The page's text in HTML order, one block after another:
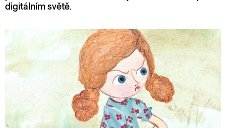
digitálním světě.